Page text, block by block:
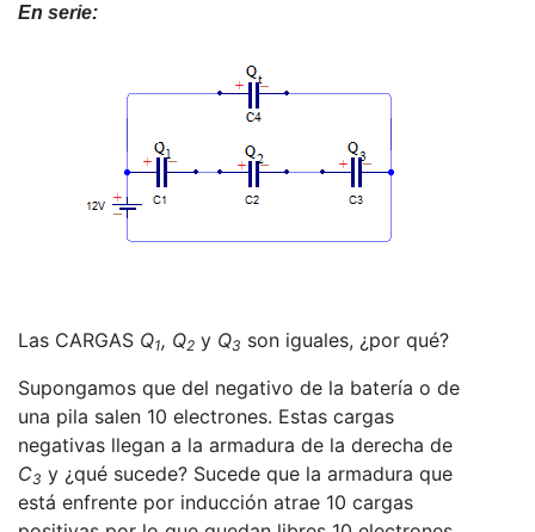
En serie:
Las CARGAS Q1, Q2 y Q3 son iguales, ¿por qué?
Supongamos que del negativo de la batería o de
una pila salen 10 electrones. Estas cargas
negativas llegan a la armadura de la derecha de
C3 y ¿qué sucede? Sucede que la armadura que
está enfrente por inducción atrae 10 cargas